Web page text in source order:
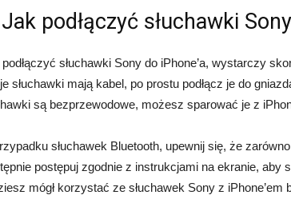
podłączyć słuchawki
słuchawki Sony do iPhone’a, wystarczy
słuchawki mają kabel, po prostu podłącz je do
są bezprzewodowe, możesz sparować je z
słuchawek Bluetooth, upewnij się, że
postępuj zgodnie z instrukcjami na ekranie, aby
mógł korzystać ze słuchawek Sony z iPhone’em